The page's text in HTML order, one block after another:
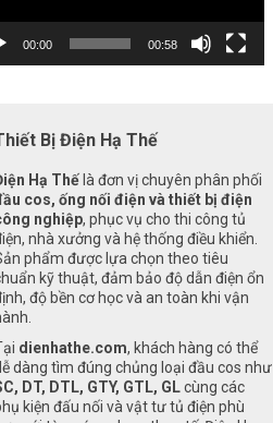
00:00 00:58
Bị Điện Hạ Thế
Hạ Thế là đơn vị chuyên phân phối
cos, ống nối điện và thiết bị điện
nghiệp, phục vụ cho thi công tủ
nhà xưởng và hệ thống điều khiển.
phẩm được lựa chọn theo tiêu
kỹ thuật, đảm bảo độ dẫn điện ổn
độ bền cơ học và an toàn khi vận
dienhathe.com, khách hàng có thể
dàng tìm đúng chủng loại đầu cos như
DT, DTL, GTY, GTL, GLcùng các
kiện đấu nối và vật tư tủ điện phù